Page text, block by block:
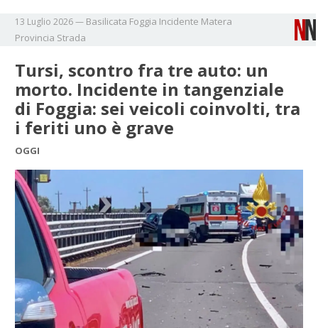
13 Luglio 2026— Basilicata Foggia Incidente Matera
Provincia Strada
Tursi, scontro fra tre auto: un
morto. Incidente in tangenziale
di Foggia: sei veicoli coinvolti, tra
i feriti uno è grave
OGGI